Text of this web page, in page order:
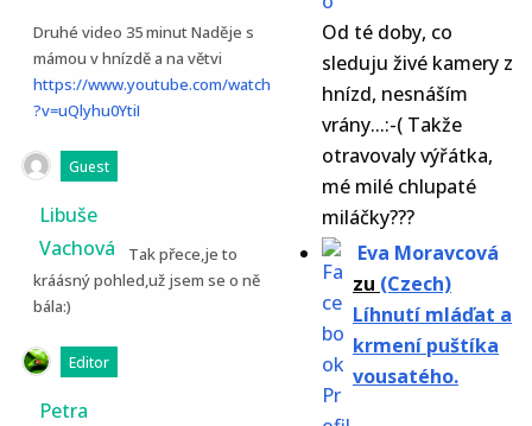
Od té doby, co
sleduju živé kamery z
hnízd, nesnáším
vrány...:-( Takže
otravovaly výřátka,
mé milé chlupaté
miláčky???
Eva Moravcová
zu (Czech)
Líhnutí mláďat a
krmení puštíka
vousatého.
Druhé video 35 minut Naděje s
mámou v hnízdě a na větvi
https://www.youtube.com/watch
?v=uQlyhu0YtiI
Guest
Libuše
Vachová
Tak přece,je to
kráásný pohled,už jsem se o ně
bála:)
Editor
Petra